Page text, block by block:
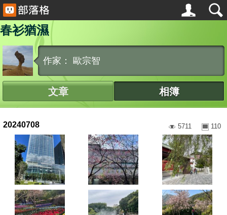
春衫猶濕
作家： 歐宗智
文章 相簿
20240708 110
5711